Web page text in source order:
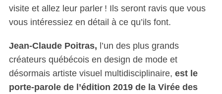
visite et allez leur parler ! Ils seront ravis que vous
vous intéressiez en détail à ce qu’ils font.
Jean-Claude Poitras, l’un des plus grands
créateurs québécois en design de mode et
désormais artiste visuel multidisciplinaire, est le
porte-parole de l’édition 2019 de la Virée des